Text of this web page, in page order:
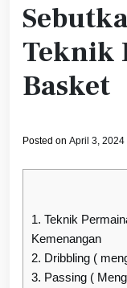
Teknik
Basket
Posted on April 3, 2024
1. Teknik
Kemenangan
2. Dribbling (
3. Passing (